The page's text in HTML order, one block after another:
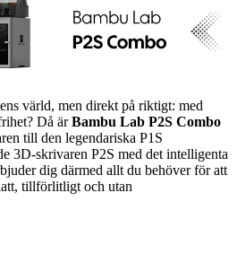
värld, men direkt på riktigt: med
Då ärBambu Lab P2S Combo
till den legendariska P1S
3D-skrivaren P2S med det intelligenta
dig därmed allt du behöver för att
tillförlitligt och utan